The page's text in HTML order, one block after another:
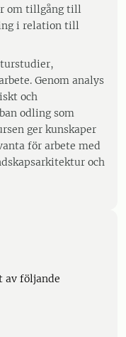
om tillgång till
i relation till
Genom analys
och
odling som
ger kunskaper
för arbete med
och
av följande